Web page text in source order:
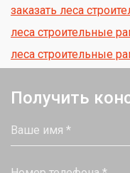
заказать леса
леса строительные
леса строительные
Получить